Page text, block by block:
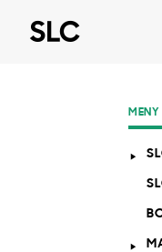
MENY